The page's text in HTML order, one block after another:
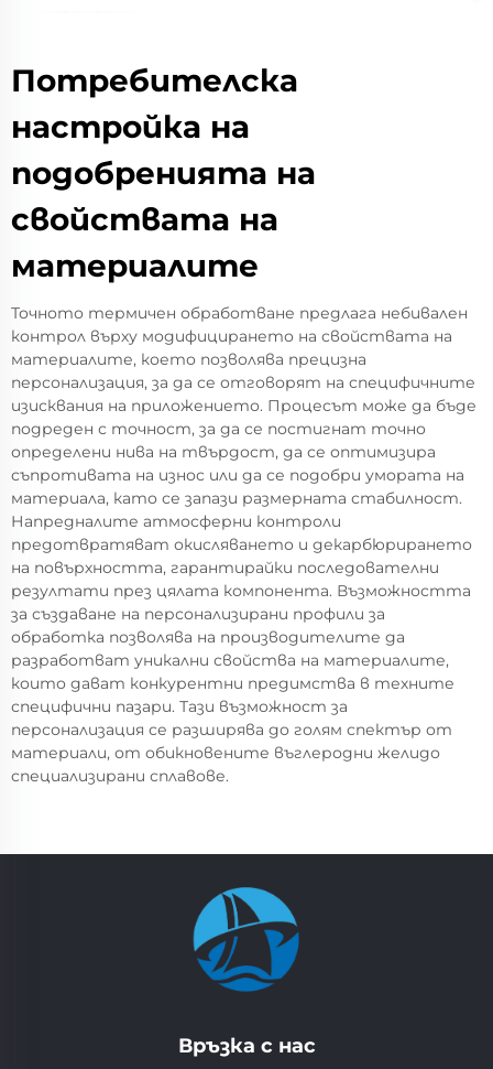
Потребителска
настройка на
подобренията на
свойствата на
материалите
Точното термичен обработване предлага небивален
контрол върху модифицирането на свойствата на
материалите, което позволява прецизна
персонализация, за да се отговорят на специфичните
изисквания на приложението. Процесът може да бъде
подреден с точност, за да се постигнат точно
определени нива на твърдост, да се оптимизира
съпротивата на износ или да се подобри умората на
материала, като се запази размерната стабилност.
Напредналите атмосферни контроли
предотвратяват окисляването и декарбюрирането
на повърхността, гарантирайки последователни
резултати през цялата компонента. Възможността
за създаване на персонализирани профили за
обработка позволява на производителите да
разработват уникални свойства на материалите,
които дават конкурентни предимства в техните
специфични пазари. Тази възможност за
персонализация се разширява до голям спектър от
материали, от обикновените въглеродни желидо
специализирани сплавове.
Връзка с нас